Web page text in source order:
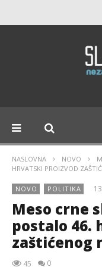
NASLOVNA NOVO
HRVATSKI PROIZVOD
NOVO POLITIKA
Meso crne
postalo 46.
zaštićenog
45 0